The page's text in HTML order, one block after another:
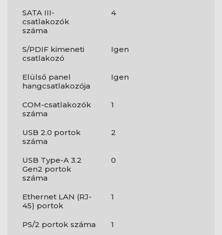
SATA III-
csatlakozók
száma
4
S/PDIF kimeneti
csatlakozó
Igen
Elülső panel
hangcsatlakozója
Igen
COM-csatlakozók
száma
1
USB 2.0 portok
száma
2
USB Type-A 3.2
Gen2 portok
száma
0
Ethernet LAN (RJ-
45) portok
1
PS/2 portok száma
1